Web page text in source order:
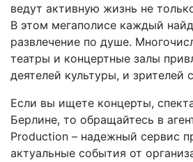
ведут активную жизнь не
В этом мегаполисе каждый
развлечение по душе.
театры и концертные залы
деятелей культуры, и зрителей
Если вы ищете концерты,
Берлине, то обращайтесь в
Production – надежный сервис
актуальные события от